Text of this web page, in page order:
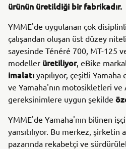
ürünün üretildiği bir fabrikadır.
YMME'de uygulanan çok
çalışandan oluşan üst düzey
sayesinde Ténéré 700, MT-125
modeller üretiliyor, eBike
imalatı yapılıyor, çeşitli Yamaha
ve Yamaha'nın motosikletleri
gereksinimlere uygun şekilde
YMME'de Yamaha'nın bilinen
yansıtılıyor. Bu merkez, şirketin
pazarında rekabetçi ve